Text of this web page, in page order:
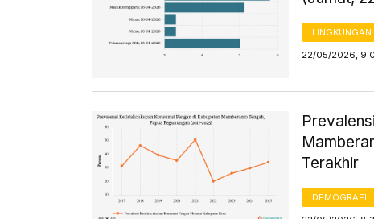
LINGKUNGAN
22/05/2026,
Terakhir
DEMOGRAFI